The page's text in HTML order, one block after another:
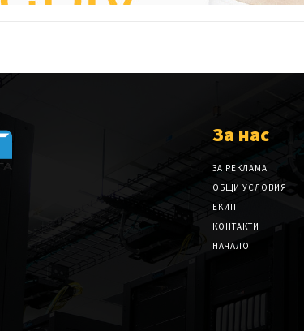
За нас
ЗА РЕКЛАМА
ОБЩИ УСЛОВИЯ
ЕКИП
КОНТАКТИ
НАЧАЛО